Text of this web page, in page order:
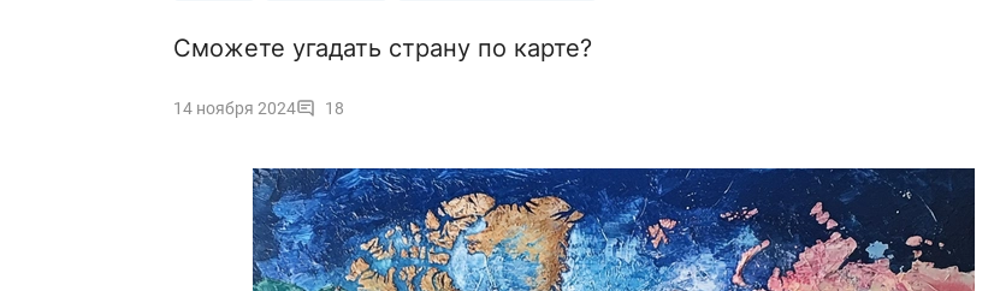
Сможете угадать страну по карте?
14 ноября 2024 18